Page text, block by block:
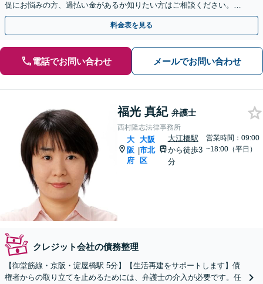
促にお悩みの方、過払い金があるか知りたい方はご相談ください。ベ
ストな解決策を提案いたします。
料金表を見る
電話でお問い合わせ メールでお問い合わせ
福光 真紀 弁護士
西村隆志法律事務所
大
阪
府
|
大阪
市北
区
大江橋駅
から徒歩3
分
営業時間：09:00
~18:00（平日）
クレジット会社の債務整理
【御堂筋線・京阪・淀屋橋駅 5分】【生活再建をサポートします】債
権者からの取り立てを止めるためには、弁護士の介入が必要です。任